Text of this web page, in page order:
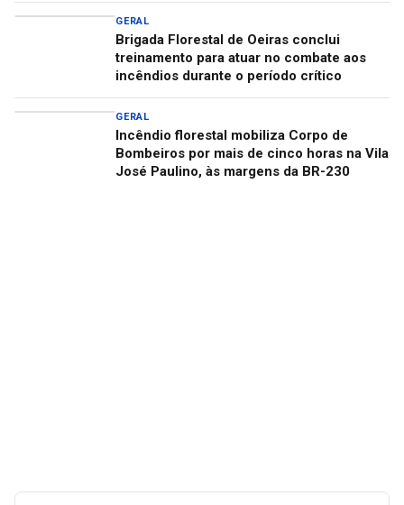
GERAL
Brigada Florestal de Oeiras conclui
treinamento para atuar no combate aos
incêndios durante o período crítico
GERAL
Incêndio florestal mobiliza Corpo de
Bombeiros por mais de cinco horas na Vila
José Paulino, às margens da BR-230